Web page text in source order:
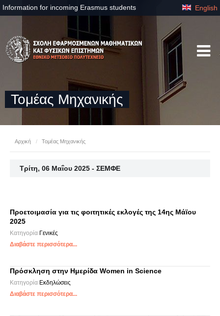
Information for incoming Erasmus students English
Τομέας Μηχανικής
Αρχική / Τομέας Μηχανικής
Τρίτη, 06 Μαΐου 2025 - ΣΕΜΦΕ
Προετοιμασία για τις φοιτητικές εκλογές της 14ης Μάϊου
2025
Κατηγορία Γενικές
Διαβάστε περισσότερα...
Πρόσκληση στην Ημερίδα Women in Science
Κατηγορία Εκδηλώσεις
Διαβάστε περισσότερα...